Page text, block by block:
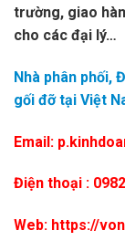
trường, giao
cho các đại lý…
Nhà phân phối,
gối đỡ tại Việt
Email:
Điện thoại :
Web: https://